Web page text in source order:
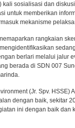
sosialisasi dan
untuk memberikan
mekanisme
rangkaian
berlari melalui jalur
berada di SDN 007
(Jr. Spv. HSSE)
dengan baik, sekitar
ini dengan baik dan